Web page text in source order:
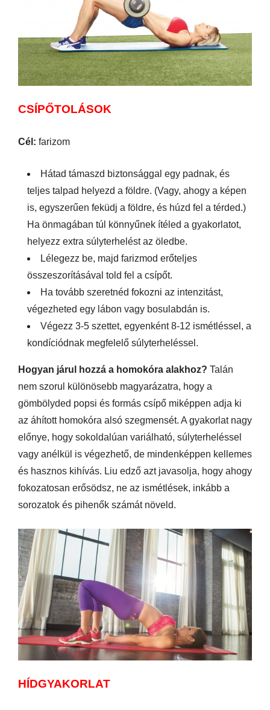
CSÍPŐTOLÁSOK
Cél: farizom
Hátad támaszd biztonsággal egy padnak, és
teljes talpad helyezd a földre. (Vagy, ahogy a képen
is, egyszerűen feküdj a földre, és húzd fel a térded.)
Ha önmagában túl könnyűnek ítéled a gyakorlatot,
helyezz extra súlyterhelést az öledbe.
Lélegezz be, majd farizmod erőteljes
összeszorításával told fel a csípőt.
Ha tovább szeretnéd fokozni az intenzitást,
végezheted egy lábon vagy bosulabdán is.
Végezz 3-5 szettet, egyenként 8-12 ismétléssel, a
kondíciódnak megfelelő súlyterheléssel.
Hogyan járul hozzá a homokóra alakhoz? Talán
nem szorul különösebb magyarázatra, hogy a
gömbölyded popsi és formás csípő miképpen adja ki
az áhított homokóra alsó szegmensét. A gyakorlat nagy
előnye, hogy sokoldalúan variálható, súlyterheléssel
vagy anélkül is végezhető, de mindenképpen kellemes
és hasznos kihívás. Liu edző azt javasolja, hogy ahogy
fokozatosan erősödsz, ne az ismétlések, inkább a
sorozatok és pihenők számát növeld.
HÍDGYAKORLAT